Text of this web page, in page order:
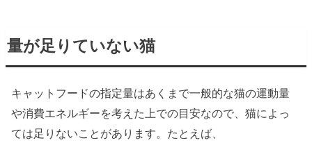
量が足りていない猫
キャットフードの指定量はあくまで一般的な猫の運動量
や消費エネルギーを考えた上での目安なので、猫によっ
ては足りないことがあります。たとえば、